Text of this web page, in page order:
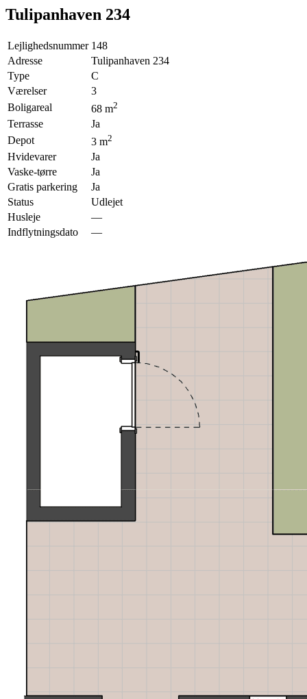
Tulipanhaven 234
Lejlighedsnummer 148
Adresse
Tulipanhaven 234
Type
C
Værelser
3
Boligareal
68 m2
Terrasse
Ja
Depot
3 m2
Hvidevarer
Ja
Vaske-tørre
Ja
Gratis parkering
Ja
Status
Udlejet
Husleje
—
Indflytningsdato
—